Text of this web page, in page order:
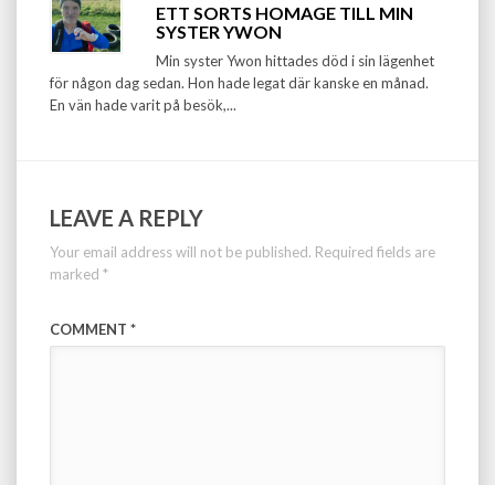
ETT SORTS HOMAGE TILL MIN
SYSTER YWON
Min syster Ywon hittades död i sin lägenhet
för någon dag sedan. Hon hade legat där kanske en månad.
En vän hade varit på besök,...
LEAVE A REPLY
Your email address will not be published. Required fields are
marked *
COMMENT *